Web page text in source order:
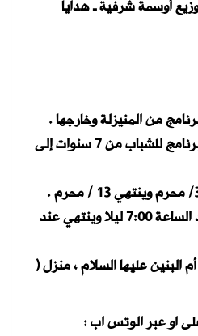
أوسمة شرفية ـ هدايا
.
2ـ الالتحاق والتسجيل في البرنامج للشباب من 7 سنوات إلى
وينتهي 13 / محرم
.
4ـ تبدأ فعاليات البرنامج عند الساعة 7:00 ليلا وينتهي عند
البنين عليها السلام ، منزل (
.
او عبر الوتس اب :